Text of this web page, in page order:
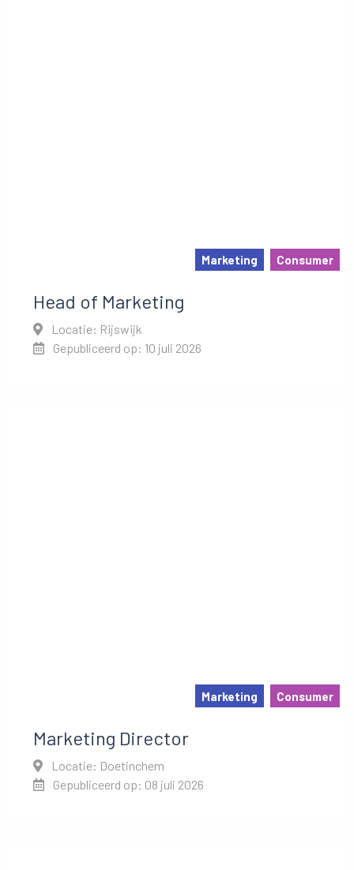
Marketing Consumer
Head of Marketing
Locatie: Rijswijk
Gepubliceerd op: 10 juli 2026
Marketing Consumer
Marketing Director
Locatie: Doetinchem
Gepubliceerd op: 08 juli 2026